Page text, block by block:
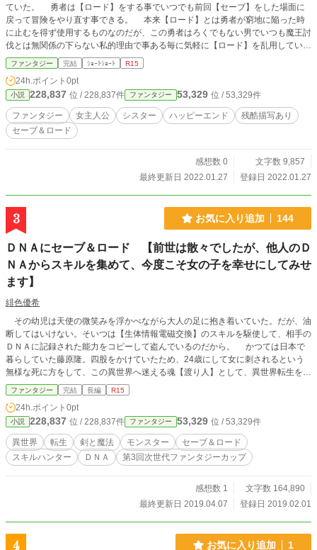
ていた。 勇者は【ロード】をする事でいつでも前回【セーブ】をした場面に
戻って冒険をやり直す事できる。 本来【ロード】とは勇者が窮地に陥った時
に止むを得ず使用するものなのだが、この勇者はろくでもない男でいつも魔王討
伐とは無関係の下らない私的理由で事ある毎に気軽に【ロード】を乱用してい
た。 勇者が【ロード】する度に前回【セーブ】した時点以降の世界は初めか
ら存在していなかったかのように跡形もなく消えてしまう。 一般の人々には
その時の記憶は一切残っていないが、勇者とリゼの二人だけは覚えていた。
消えていく世界の事なんて全く気に留めていない勇者とは対照的に、勇者が【ロ
ード】をする度に【セーブ】した時点以降に行ったありとあらゆる労力が全て無
駄になってしまう事にリゼはストレスを溜め続ける。 やがて魔王が討伐され
た後も一向に【セーブ】と【ロード】の乱用を改めようとしない勇者に対してリ
ファンタジー 完結 ｼｮｰﾄｼｮｰﾄ R15
24h.ポイント 0pt
小説 228,837 位 / 228,837件 ファンタジー 53,329 位 / 53,329件
ファンタジー 女主人公 シスター ハッピーエンド
残酷描写あり
セーブ＆ロード
感想数 0
文字数 9,857
最終更新日 2022.01.27
登録日 2022.01.27
3 お気に入り追加 144
ＤＮＡにセーブ＆ロード 【前世は散々でしたが、他人のＤ
ＮＡからスキルを集めて、今度こそ女の子を幸せにしてみせ
ます】
緋色優希
その幼児は天使の微笑みを浮かべながら大人の足に抱き着いていた。だが、油
断してはいけない。そいつは【生体情報電磁交換】のスキルを駆使して、相手の
ＤＮＡに記録された能力をコピーして盗んでいるのだから。 かつては日本で
暮らしていた藤原隆。四股をかけていたため、24歳にして女に刺されるという
無様な死に方をして、この異世界へ迷える魂【渡り人】として、異世界転生を果
たした。女泣かせの前世を悔い、今度の人生は、ちゃんと女の子を幸せにしよう
と誓ったのであったが、田舎の農家に生まれたため、その前途は多難だった。か
つて地球で集めた様々なスキル、そして異世界でもスキルや魔法集めに奔走し、
新しい人生を切り開くのだった。
ファンタジー 完結 長編 R15
24h.ポイント 0pt
小説 228,837 位 / 228,837件 ファンタジー 53,329 位 / 53,329件
異世界 転生 剣と魔法 モンスター
セーブ＆ロード
スキルハンター
ＤＮＡ 第3回次世代ファンタジーカップ
感想数 1
文字数 164,890
最終更新日 2019.04.07
登録日 2019.02.01
4 お気に入り追加 1